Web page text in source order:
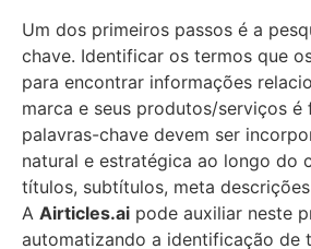
Um dos primeiros passos é a
chave. Identificar os termos que
para encontrar informações
marca e seus produtos/serviços é
palavras-chave devem ser
natural e estratégica ao longo do
títulos, subtítulos, meta
A Airticles.ai pode auxiliar neste
automatizando a identificação de